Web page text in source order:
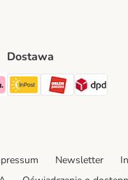
Method
Payment Method
Dostawa
InPost Shipping
ORLEN
Newsletter